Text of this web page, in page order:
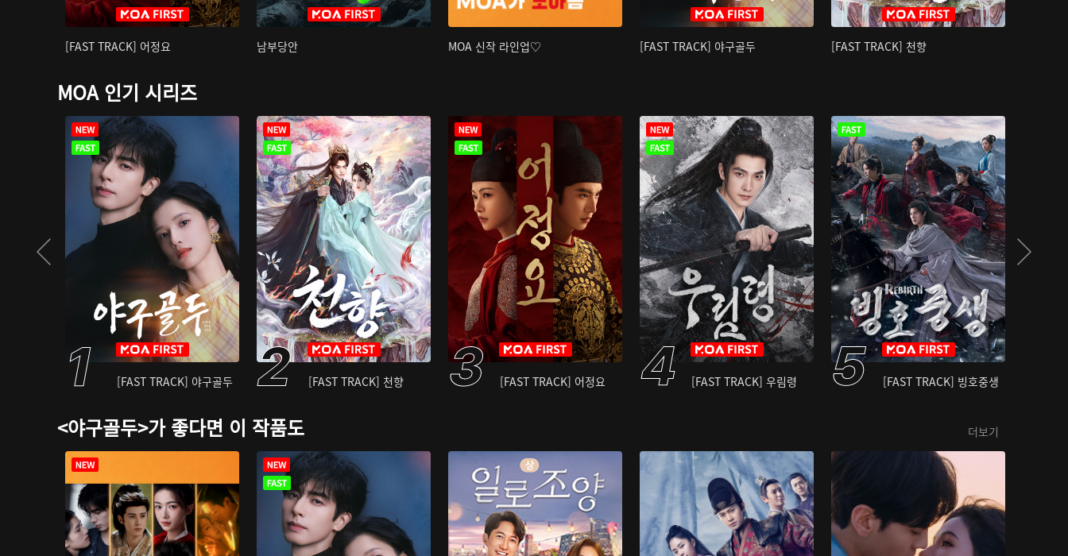
[FAST TRACK] 어정요 남부당안 MOA 신작 라인업♡ [FAST TRACK] 야구골두 [FAST TRACK] 천향
MOA 인기 시리즈
[FAST TRACK] 야구골두 [FAST TRACK] 천향 [FAST TRACK] 어정요 [FAST TRACK] 우림령 [FAST TRACK] 빙호중생
<야구골두>가 좋다면 이 작품도 더보기